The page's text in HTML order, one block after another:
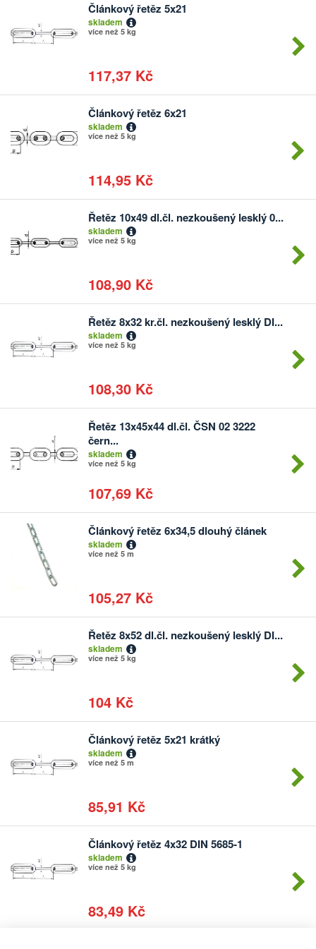
Článkový řetěz 5x21
skladem
více než 5 kg
117,37 Kč
Počet
kusů
Článkový řetěz 6x21
skladem
více než 5 kg
114,95 Kč
Počet
kusů
Řetěz 10x49 dl.čl. nezkoušený lesklý 0...
skladem
více než 5 kg
108,90 Kč
Počet
kusů
Řetěz 8x32 kr.čl. nezkoušený lesklý DI...
skladem
více než 5 kg
108,30 Kč
Počet
kusů
Řetěz 13x45x44 dl.čl. ČSN 02 3222
čern...
skladem
více než 5 kg
107,69 Kč
Počet
Článkový řetěz 6x34,5 dlouhý článek
skladem
více než 5 m
105,27 Kč
Počet
kusů
Řetěz 8x52 dl.čl. nezkoušený lesklý DI...
skladem
více než 5 kg
104 Kč
Počet
kusů
Článkový řetěz 5x21 krátký
skladem
více než 5 m
85,91 Kč
Počet
kusů
Článkový řetěz 4x32 DIN 5685-1
skladem
více než 5 kg
83,49 Kč
Počet
kusů